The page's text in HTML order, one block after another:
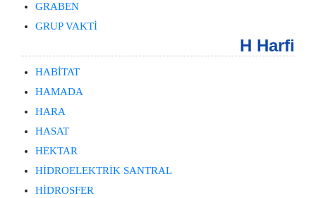
GRABEN
GRUP VAKTİ
H Harfi
HABİTAT
HAMADA
HARA
HASAT
HEKTAR
HİDROELEKTRİK SANTRAL
HİDROSFER